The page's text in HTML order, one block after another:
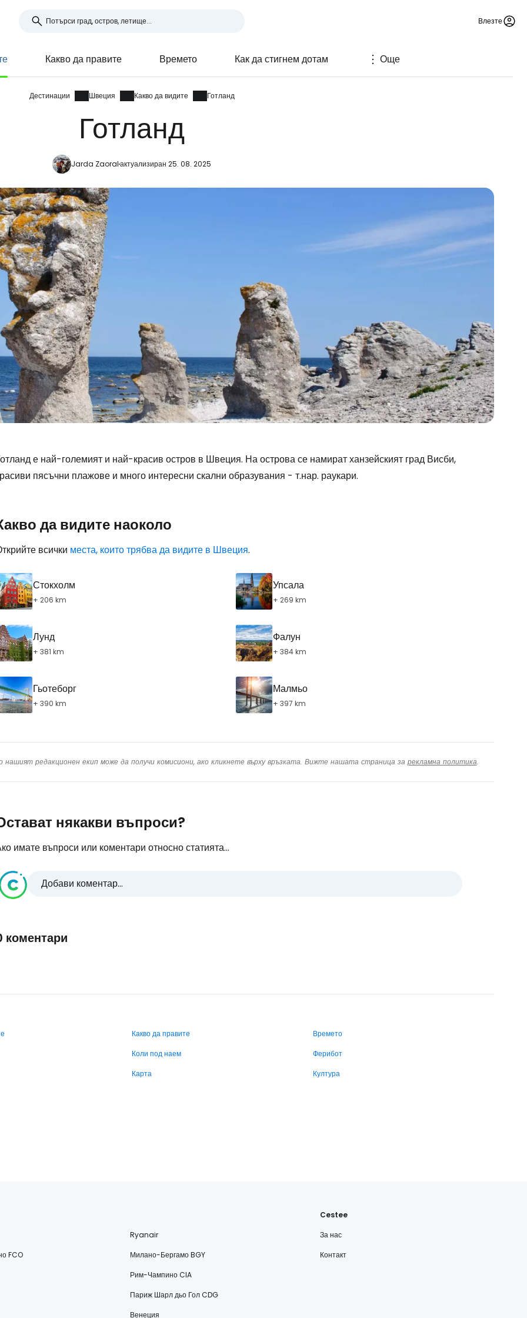
Влезте
Какво да правите Времето Как да стигнем дотам Още
Дестинации Швеция Какво да видите Готланд
Готланд
Jarda Zaoralактуализиран 25. 08. 2025
е най-големият и най-красив остров в Швеция. На острова се намират ханзейският град Висби,
пясъчни плажове и много интересни скални образувания - т.нар. раукари.
да видите наоколо
всички места, които трябва да видите в Швеция.
Стокхолм
+ 206 km
Упсала
+ 269 km
Лунд
+ 381 km
Фалун
+ 384 km
Гьотеборг
+ 390 km
Малмьо
+ 397 km
редакционен екип може да получи комисиони, ако кликнете върху връзката. Вижте нашата страница за рекламна политика.
някакви въпроси?
имате въпроси или коментари относно статията...
Добави коментар...
коментари
Какво да правите
Времето
Коли под наем
Ферибот
Карта
Култура
Ryanair
FCO
Милано-Бергамо BGY
Рим-Чампино CIA
Париж Шарл дьо Гол CDG
Венеция
Cestee
За нас
Контакт
Продължете с Google
Продължете с Facebook